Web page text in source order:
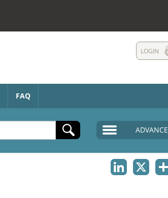
LOGIN
FAQ